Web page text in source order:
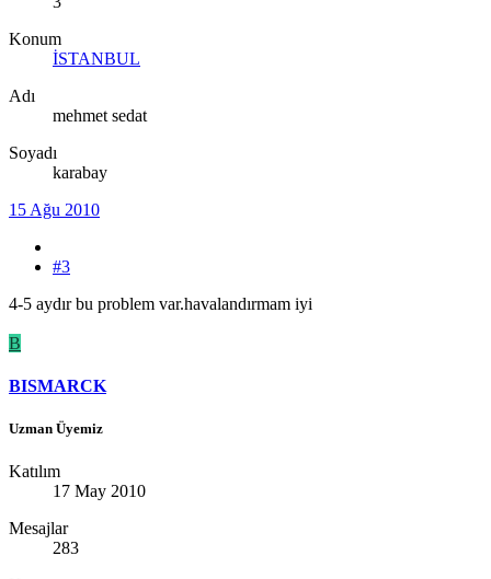
Konum
İSTANBUL
Adı
mehmet sedat
Soyadı
karabay
15 Ağu 2010
#3
4-5 aydır bu problem var.havalandırmam iyi
B
BISMARCK
Uzman Üyemiz
Katılım
17 May 2010
Mesajlar
283